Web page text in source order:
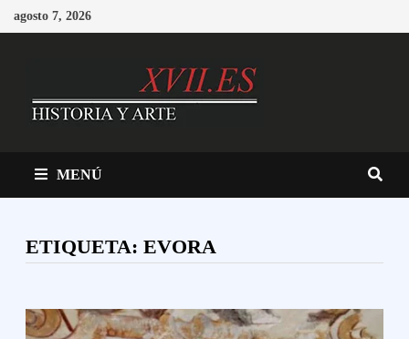
Saltar
al
agosto 7, 2026
MENÚ
ETIQUETA:EVORA